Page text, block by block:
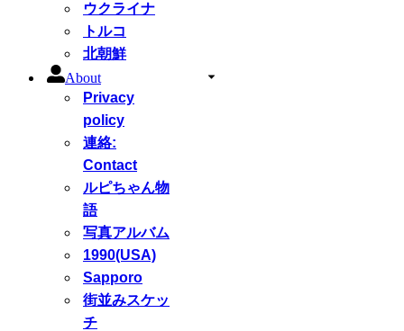
ウクライナ
トルコ
北朝鮮
About
Privacy
policy
連絡:
Contact
ルピちゃん物
語
写真アルバム
1990(USA)
Sapporo
街並みスケッ
チ